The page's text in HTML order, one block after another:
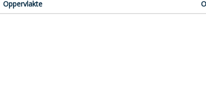
Oppervlakte